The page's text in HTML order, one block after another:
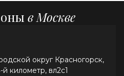
в Москве
округ Красногорск,
километр, вл2с1